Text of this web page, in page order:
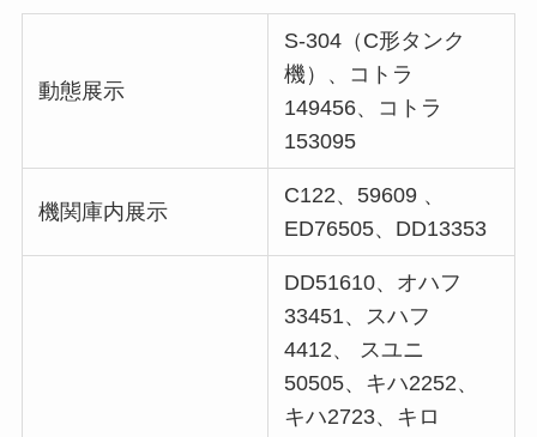
動態展示
S-304（C形タンク
機）、コトラ
149456、コトラ
153095
機関庫内展示
C122、59609 、
ED76505、DD13353
DD51610、オハフ
33451、スハフ
4412、 スユニ
50505、キハ2252、
キハ2723、キロ